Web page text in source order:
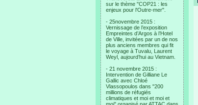
sur le thème "COP21 : les
enjeux pour l'Outre-mer".
- 25novembre 2015 :
Vernissage de l’exposition
Empreintes d’Argos à l’Hotel
de Ville, invitées par un de nos
plus anciens membres qui fit
le voyage à Tuvalu, Laurent
Weyl, aujourd’hui au Vietnam.
- 21 novembre 2015 :
Intervention de Gilliane Le
Gallic avec Chloé
Vlassopoulos dans "200
millions de réfugiés
climatiques et moi et moi et